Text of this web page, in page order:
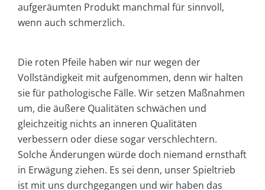
aufgeräumten Produkt manchmal für sinnvoll,
wenn auch schmerzlich.
Die roten Pfeile haben wir nur wegen der
Vollständigkeit mit aufgenommen, denn wir halten
sie für pathologische Fälle. Wir setzen Maßnahmen
um, die äußere Qualitäten schwächen und
gleichzeitig nichts an inneren Qualitäten
verbessern oder diese sogar verschlechtern.
Solche Änderungen würde doch niemand ernsthaft
in Erwägung ziehen. Es sei denn, unser Spieltrieb
ist mit uns durchgegangen und wir haben das